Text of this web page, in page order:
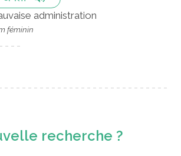
administration
féminin
recherche ?